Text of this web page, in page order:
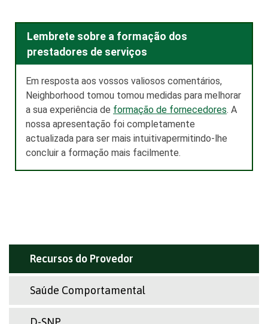
Lembrete sobre a formação dos
prestadores de serviços
Em resposta aos vossos valiosos comentários,
Neighborhood tomou tomou medidas para melhorar
a sua experiência de formação de fornecedores. A
nossa apresentação foi completamente
actualizada para ser mais intuitivapermitindo-lhe
concluir a formação mais facilmente.
Recursos do Provedor
Saúde Comportamental